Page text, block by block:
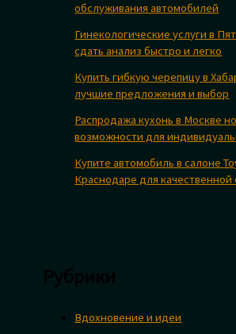
обслуживания автомобилей
Гинекологические услуги в
сдать анализ быстро и легко
Купить гибкую черепицу в
лучшие предложения и выбор
Распродажа кухонь в Москве
возможности для
Купите автомобиль в салоне
Краснодаре для качественной
Вдохновение и идеи